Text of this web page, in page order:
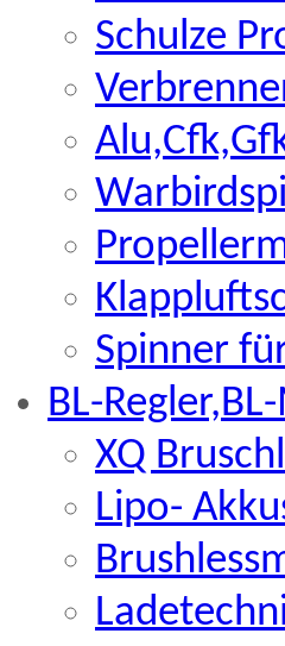
Schulze
Spinner
BL-
XQ
Lipo-